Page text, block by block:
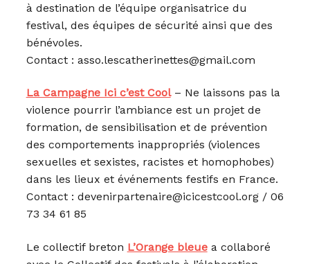
à destination de l’équipe organisatrice du
festival, des équipes de sécurité ainsi que des
bénévoles.
Contact : asso.lescatherinettes@gmail.com
La Campagne Ici c’est Cool– Ne laissons pas la
violence pourrir l’ambiance est un projet de
formation, de sensibilisation et de prévention
des comportements inappropriés (violences
sexuelles et sexistes, racistes et homophobes)
dans les lieux et événements festifs en France.
Contact : devenirpartenaire@icicestcool.org / 06
73 34 61 85
Le collectif breton L’Orange bleuea collaboré